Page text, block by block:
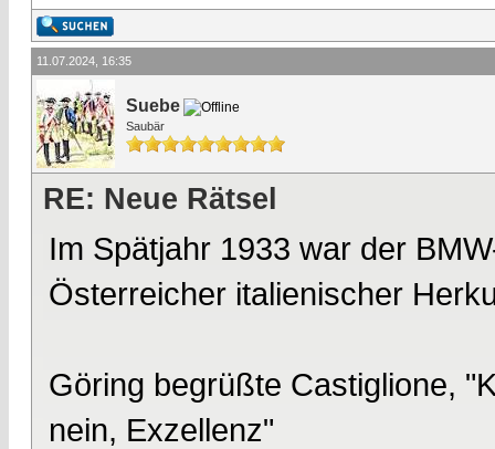
11.07.2024, 16:35
Suebe
Saubär
RE: Neue Rätsel
Im Spätjahr 1933 war der
Österreicher italienischer
Göring begrüßte Castiglione,
nein, Exzellenz"